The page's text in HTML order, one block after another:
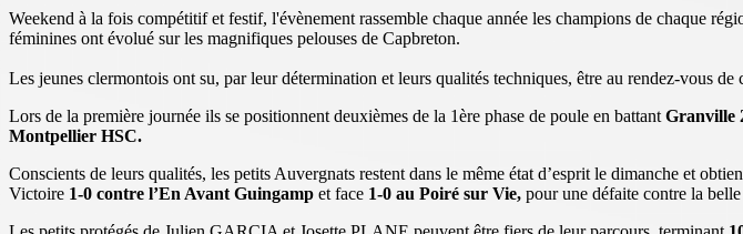
Weekend à la fois compétitif et festif, l'évènement rassemble chaque année les champions de chaque
féminines ont évolué sur les magnifiques pelouses de Capbreton.
Les jeunes clermontois ont su, par leur détermination et leurs qualités techniques, être au rendez-vous
Lors de la première journée ils se positionnent deuxièmes de la 1ère phase de poule en battant Granville
Montpellier HSC.
Conscients de leurs qualités, les petits Auvergnats restent dans le même état d’esprit le dimanche et
Victoire 1-0 contre l’En Avant Guingamp et face 1-0 au Poiré sur Vie, pour une défaite contre la